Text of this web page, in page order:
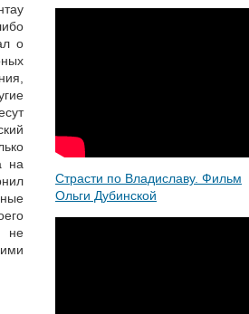
о
на
не
Страсти по Владиславу. Фильм
Ольги Дубинской